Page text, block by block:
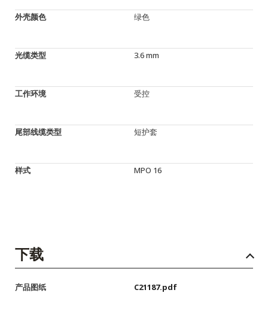
外壳颜色 绿色
光缆类型 3.6 mm
工作环境 受控
尾部线缆类型 短护套
样式 MPO 16
下载
产品图纸 C21187.pdf